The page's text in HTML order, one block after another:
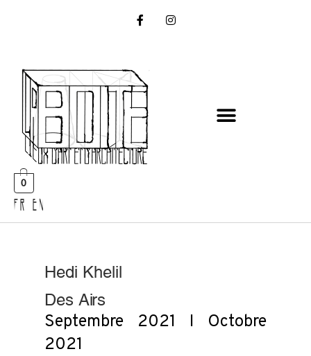
0
FR EN
Hedi Khelil
Des Airs
Septembre 2021 I Octobre
2021